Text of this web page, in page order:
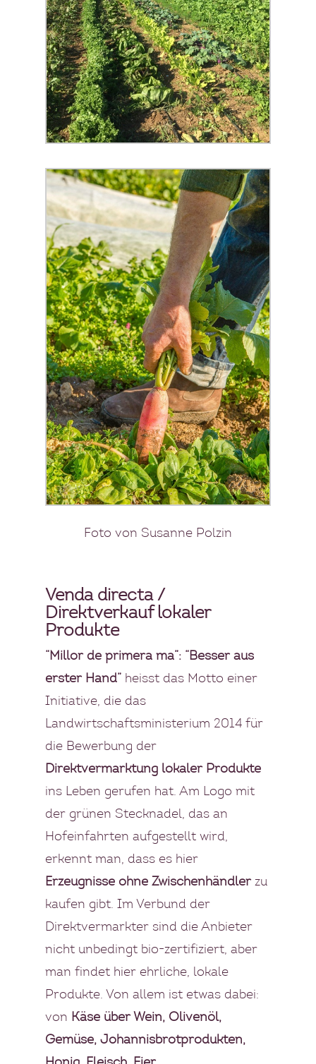
Foto von Susanne Polzin
Venda directa /
Direktverkauf lokaler
Produkte
“Millor de primera ma”: “Besser aus
erster Hand” heisst das Motto einer
Initiative, die das
Landwirtschaftsministerium 2014 für
die Bewerbung der
Direktvermarktung lokaler Produkte
ins Leben gerufen hat. Am Logo mit
der grünen Stecknadel, das an
Hofeinfahrten aufgestellt wird,
erkennt man, dass es hier
Erzeugnisse ohne Zwischenhändlerzu
kaufen gibt. Im Verbund der
Direktvermarkter sind die Anbieter
nicht unbedingt bio-zertifiziert, aber
man findet hier ehrliche, lokale
Produkte. Von allem ist etwas dabei:
von Käse über Wein, Olivenöl,
Gemüse, Johannisbrotprodukten,